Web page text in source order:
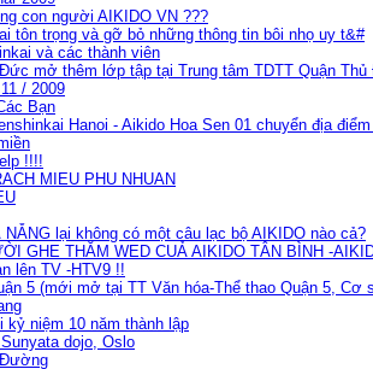
con người AIKIDO VN ???
tôn trọng và gỡ bỏ những thông tin bôi nhọ uy t&#
và các thành viên
mở thêm lớp tập tại Trung tâm TDTT Quận
/ 2009
Bạn
Hanoi - Aikido Hoa Sen 01 chuyển địa
!!!!
MIEU PHU NHUAN
lại không có một câu lạc bộ AIKIDO nào cả?
GHE THĂM WED CUẢ AIKIDO TÂN BÌNH -
lên TV -HTV9 !!
5 (mới mở tại TT Văn hóa-Thể thao Quận 5, Cơ
kỷ niệm 10 năm thành lập
dojo, Oslo